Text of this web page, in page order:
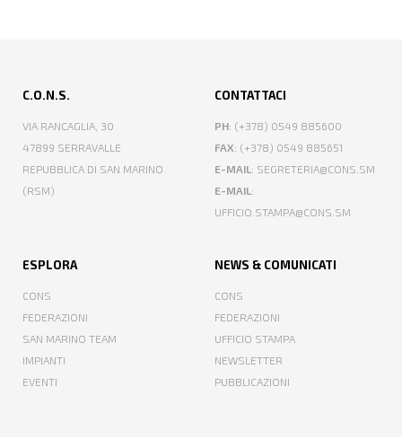
C.O.N.S.
VIA RANCAGLIA, 30
47899 SERRAVALLE
REPUBBLICA DI SAN MARINO
(RSM)
CONTATTACI
PH: (+378) 0549 885600
FAX: (+378) 0549 885651
E-MAIL : SEGRETERIA@CONS.SM
E-MAIL :
UFFICIO.STAMPA@CONS.SM
ESPLORA
CONS
FEDERAZIONI
SAN MARINO TEAM
IMPIANTI
EVENTI
NEWS & COMUNICATI
CONS
FEDERAZIONI
UFFICIO STAMPA
NEWSLETTER
PUBBLICAZIONI